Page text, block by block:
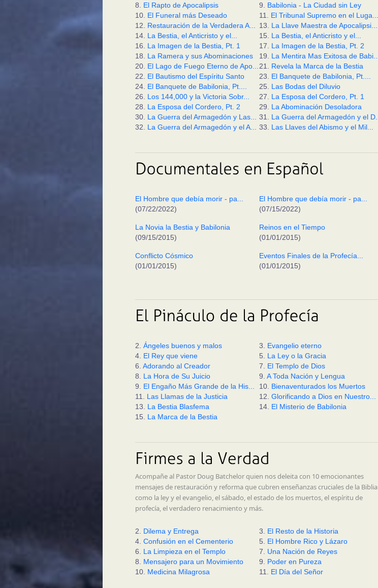
8. El Rapto de Apocalipsis 9. Babilonia - La Ciudad sin Ley
10. El Funeral más Deseado 11. El Tribunal Supremo en el Luga...
12. Restauración de la Verdadera A... 13. La Llave Maestra de Apocalipsi...
14. La Bestia, el Anticristo y el... 15. La Bestia, el Anticristo y el...
16. La Imagen de la Bestia, Pt. 1 17. La Imagen de la Bestia, Pt. 2
18. La Ramera y sus Abominaciones 19. La Mentira Mas Exitosa de Babi...
20. El Lago de Fuego Eterno de Apo... 21. Revela la Marca de la Bestia
22. El Bautismo del Espíritu Santo 23. El Banquete de Babilonia, Pt....
24. El Banquete de Babilonia, Pt.... 25. Las Bodas del Diluvio
26. Los 144,000 y la Victoria Sobr... 27. La Esposa del Cordero, Pt. 1
28. La Esposa del Cordero, Pt. 2 29. La Abominación Desoladora
30. La Guerra del Armagedón y Las... 31. La Guerra del Armagedón y el D...
32. La Guerra del Armagedón y el A... 33. Las Llaves del Abismo y el Mil...
El Hombre que debía morir - pa...
(07/22/2022)
El Hombre que debía morir - pa...
(07/15/2022)
La Novia la Bestia y Babilonia
(09/15/2015)
Reinos en el Tiempo
(01/01/2015)
Conflicto Cósmico
(01/01/2015)
Eventos Finales de la Profecía...
(01/01/2015)
2. Ángeles buenos y malos 3. Evangelio eterno
4. El Rey que viene 5. La Ley o la Gracia
6. Adorando al Creador 7. El Templo de Dios
8. La Hora de Su Juicio 9. A Toda Nación y Lengua
9. El Engaño Más Grande de la His... 10. Bienaventurados los Muertos
11. Las Llamas de la Justicia 12. Glorificando a Dios en Nuestro...
13. La Bestia Blasfema 14. El Misterio de Babilonia
15. La Marca de la Bestia
Acompañe al Pastor Doug Batchelor quien nos deleita con 10 emocionantes
mensajes de restauración y reforma que cubren enseñanzas cruciales de la Biblia
como la ley y el evangelio, el sábado, el estado de los muertos, el espíritu de
profecía, el verdadero renacimiento y más.
2. Dilema y Entrega 3. El Resto de la Historia
4. Confusión en el Cementerio 5. El Hombre Rico y Lázaro
6. La Limpieza en el Templo 7. Una Nación de Reyes
8. Mensajero para un Movimiento 9. Poder en Pureza
10. Medicina Milagrosa 11. El Día del Señor